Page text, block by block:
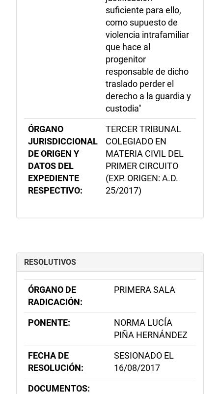
suficiente para ello,
como supuesto de
violencia intrafamiliar
que hace al
progenitor
responsable de dicho
traslado perder el
derecho a la guardia y
custodia"
ÓRGANO
JURISDICCIONAL
DE ORIGEN Y
DATOS DEL
EXPEDIENTE
RESPECTIVO:
TERCER TRIBUNAL
COLEGIADO EN
MATERIA CIVIL DEL
PRIMER CIRCUITO
(EXP. ORIGEN: A.D.
25/2017)
RESOLUTIVOS
ÓRGANO DE
RADICACIÓN:
PRIMERA SALA
PONENTE:
NORMA LUCÍA
PIÑA HERNÁNDEZ
FECHA DE
RESOLUCIÓN:
SESIONADO EL
16/08/2017
DOCUMENTOS: